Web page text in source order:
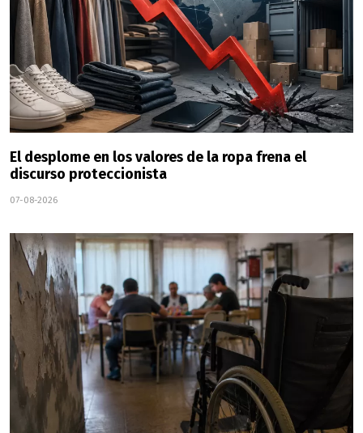
El desplome en los valores de la ropa frena el
discurso proteccionista
07-08-2026